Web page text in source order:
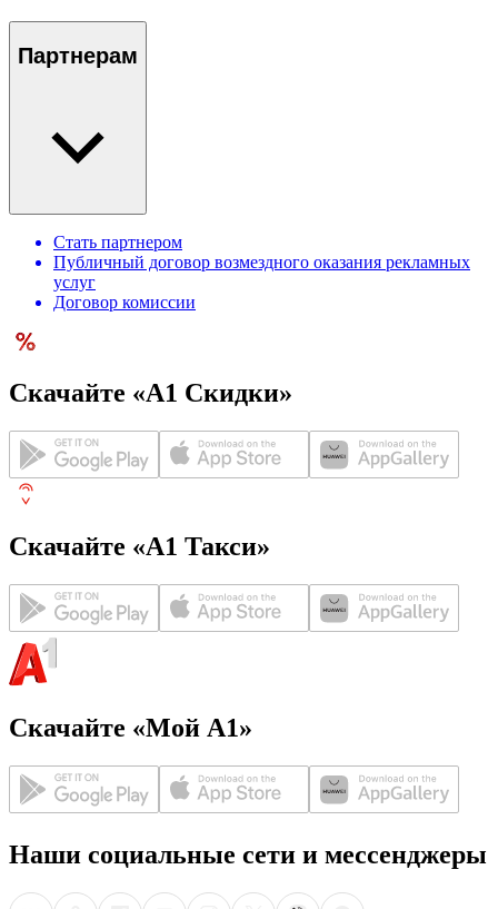
Партнерам
Стать партнером
Публичный договор возмездного оказания рекламных
услуг
Договор комиссии
Скачайте «А1 Скидки»
Скачайте «А1 Такси»
Скачайте «Мой А1»
Наши социальные сети и мессенджеры